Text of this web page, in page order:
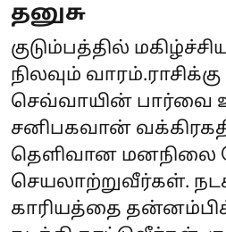
தனுசு
குடும்பத்தில்
நிலவும்
செவ்வாயின் பார்வை
சனிபகவான்
தெளிவான மனநிலை
செயலாற்றுவீர்கள்.
காரியத்தை